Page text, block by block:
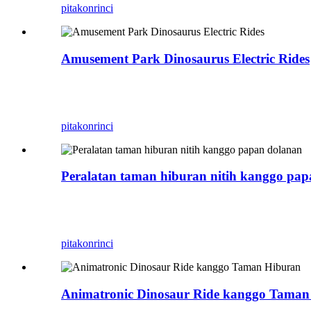
pitakonrinci
Amusement Park Dinosaurus Electric Rides
pitakonrinci
Peralatan taman hiburan nitih kanggo
pitakonrinci
Animatronic Dinosaur Ride kanggo